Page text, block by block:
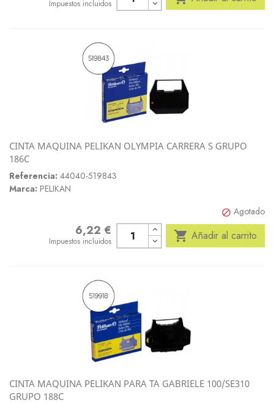
Impuestos incluidos
CINTA MAQUINA PELIKAN OLYMPIA CARRERA S GRUPO
186C
Referencia: 44040-519843
Marca: PELIKAN
 Agotado
6,22 €
Impuestos incluidos  Añadir al carrito
CINTA MAQUINA PELIKAN PARA TA GABRIELE 100/SE310
GRUPO 188C